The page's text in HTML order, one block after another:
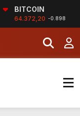
BITCOIN
64.372,20 -0.898